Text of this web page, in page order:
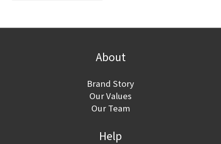
About
Brand Story
Our Values
Our Team
Help